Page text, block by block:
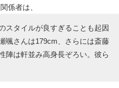
係者は、
スタイルが良すぎることも起因
颯さんは179cm、さらには斎藤
陣は軒並み高身長ぞろい。彼ら